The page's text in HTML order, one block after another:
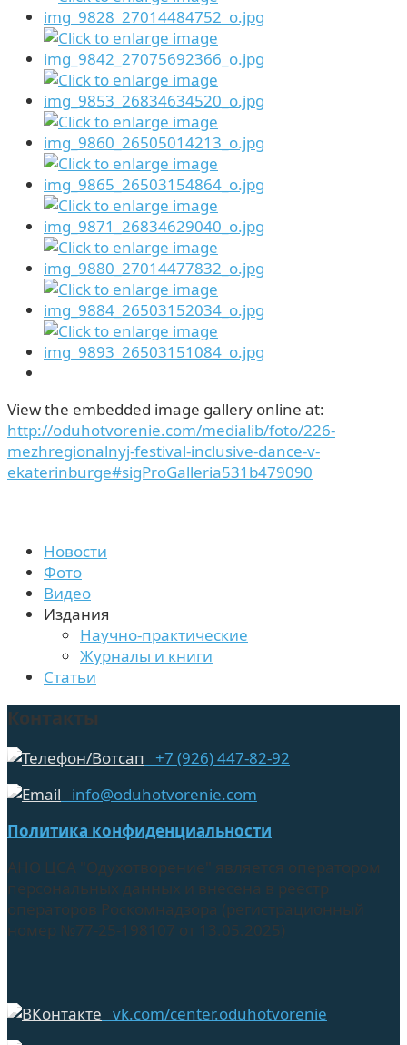
View the embedded image gallery online at:
http://oduhotvorenie.com/medialib/foto/226-
mezhregionalnyj-festival-inclusive-dance-v-
ekaterinburge#sigProGalleria531b479090
Новости
Фото
Видео
Издания
Научно-практические
Журналы и книги
Статьи
Контакты
+7 (926) 447-82-92
info@oduhotvorenie.com
Политика конфиденциальности
АНО ЦСА "Одухотворение" является оператором
персональных данных и внесена в реестр
операторов Роскомнадзора (регистрационный
номер №77-25-198107 от 13.05.2025)
vk.com/center.oduhotvorenie